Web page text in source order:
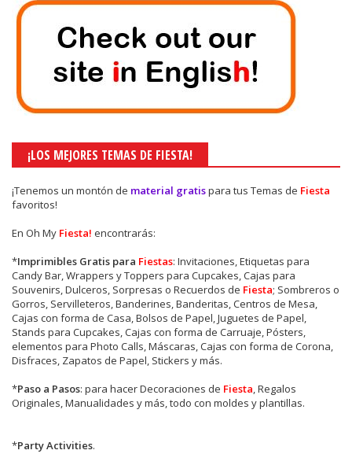
¡LOS MEJORES TEMAS DE FIESTA!
¡Tenemos un montón de material gratispara tus Temas de Fiesta
favoritos!
En Oh My Fiesta! encontrarás:
*Imprimibles Gratis para Fiestas: Invitaciones, Etiquetas para
Candy Bar, Wrappers y Toppers para Cupcakes, Cajas para
Souvenirs, Dulceros, Sorpresas o Recuerdos de Fiesta; Sombreros o
Gorros, Servilleteros, Banderines, Banderitas, Centros de Mesa,
Cajas con forma de Casa, Bolsos de Papel, Juguetes de Papel,
Stands para Cupcakes, Cajas con forma de Carruaje, Pósters,
elementos para Photo Calls, Máscaras, Cajas con forma de Corona,
Disfraces, Zapatos de Papel, Stickers y más.
*Paso a Pasos: para hacer Decoraciones de Fiesta, Regalos
Originales, Manualidades y más, todo con moldes y plantillas.
*Party Activities.